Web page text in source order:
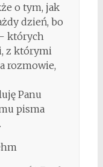
o tym, jak
dzień, bo
których
z którymi
rozmowie,
Panu
pisma